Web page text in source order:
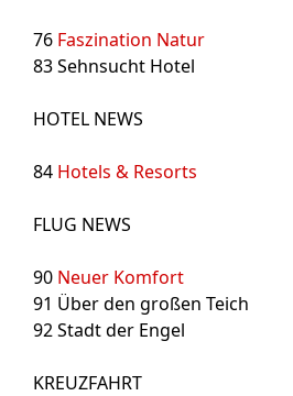
76 Faszination Natur
83Sehnsucht Hotel
HOTEL NEWS
84 Hotels & Resorts
FLUG NEWS
90 Neuer Komfort
91 Über den großen Teich
92Stadt der Engel
KREUZFAHRT